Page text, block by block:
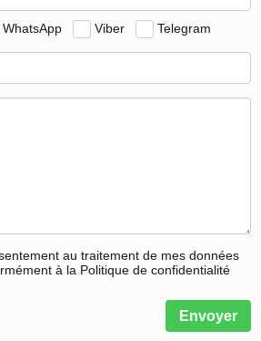
WhatsApp Viber Telegram
au traitement de mes données
à la Politique de confidentialité
Envoyer